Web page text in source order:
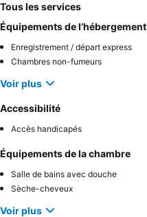
Tous les services
Équipements de l’hébergement
Enregistrement / départ express
Chambres non-fumeurs
Voir plus
Accessibilité
Accès handicapés
Équipements de la chambre
Salle de bains avec douche
Sèche-cheveux
Voir plus